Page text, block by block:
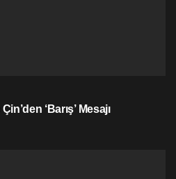
‘Barış’ Mesajı